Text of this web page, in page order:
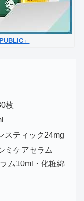
」
枚
スティック24mg
ミケアセラム
ム10ml・化粧綿